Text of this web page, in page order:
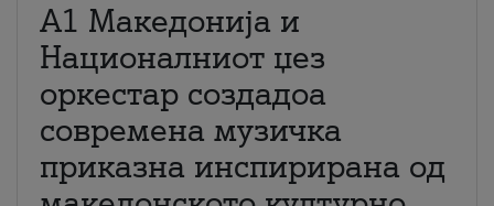
А1 Македонија и
Националниот џез
оркестар создадоа
современа музичка
приказна инспирирана од